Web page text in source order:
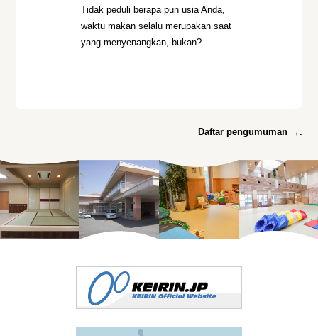
Tidak peduli berapa pun usia Anda,
waktu makan selalu merupakan saat
yang menyenangkan, bukan?
Daftar pengumuman →.